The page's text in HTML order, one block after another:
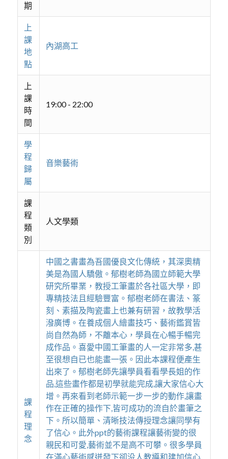
期
上
課
地
點
內湖高工
上
課
時
間
19:00 - 22:00
學
程
歸
屬
音樂藝術
課
程
類
別
人文學類
課
程
理
念
中國之書畫為吾國優良文化傳統，其深奧精
美是為國人驕傲。郁樹老師為國立師範大學
研究所畢業，教授工筆畫於各社區大學，即
專精技法且經驗豐富。郁樹老師在書法、篆
刻、素描及陶瓷畫上也兼有研習，故教學活
潑廣博。在養成個人繪畫技巧、藝術鑑賞皆
尚自然為師，不離本心，學員在心暢手暢完
成作品。喜愛中國工筆畫的人一定非常多,甚
至很想自已也能畫一張。因此本課程便產生
出來了。郁樹老師先讓學員看看學長姐的作
品,這些畫作都是初學就能完成,讓大家信心大
增。再來看到老師示範一步一步的動作,讓畫
作在正確的操作下,皆可成功的流自於畫筆之
下。所以簡單、清晰技法傳授理念讓同學有
了信心。此外ppt的藝術課程讓藝術變的很
親民和可愛,藝術並不是高不可攀。很多學員
在滿心藝術感迸發下卻没人教導和建加信心,